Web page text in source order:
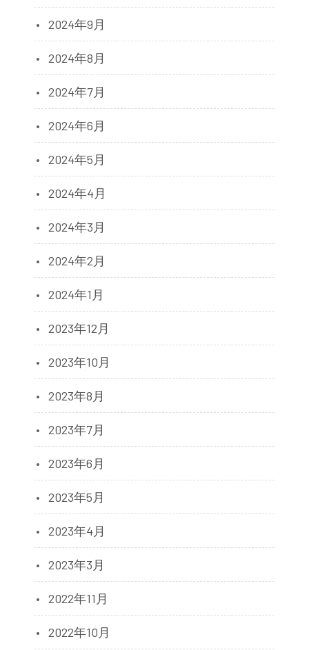
2024年9月
2024年8月
2024年7月
2024年6月
2024年5月
2024年4月
2024年3月
2024年2月
2024年1月
2023年12月
2023年10月
2023年8月
2023年7月
2023年6月
2023年5月
2023年4月
2023年3月
2022年11月
2022年10月